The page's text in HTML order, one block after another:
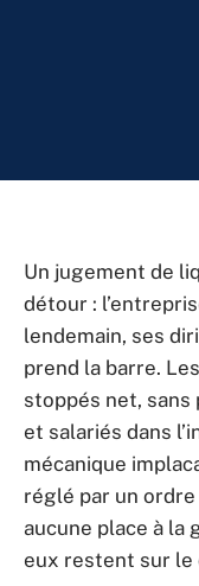
Un jugement de
détour :
lendemain, ses
prend la barre.
stoppés net,
et salariés dans
mécanique
réglé par un
aucune place à la
eux restent sur le